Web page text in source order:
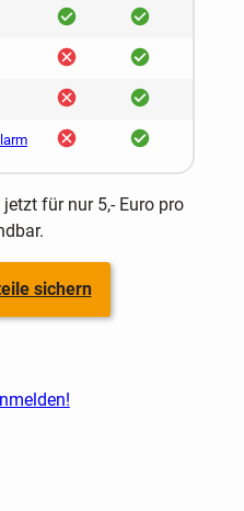
ja ja
nein ja
nein ja
nein ja
für nur 5,- Euro pro
sichern